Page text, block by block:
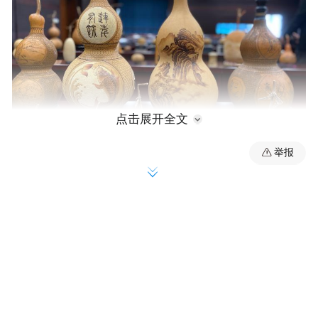
点击展开全文
举报